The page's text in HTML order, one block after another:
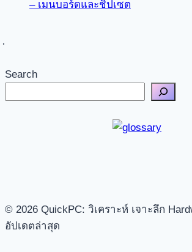
– เมนบอร์ดและชิปเซต
Search
© 2026 QuickPC: วิเคราะห์ เจาะลึก
อัปเดตล่าสุด